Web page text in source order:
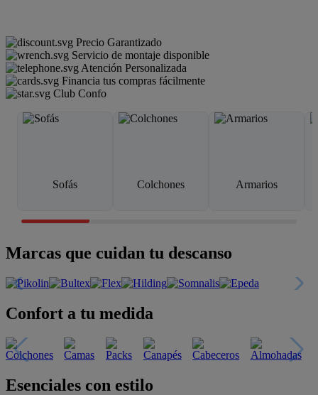
Precio Garantizado
Servicio de montaje disponible
Atención Personalizada
Financia tus compras fácilmente
Club Confo
Sofás Colchones Armarios
Marcas que cuidan tu descanso
Confort a tu medida
Esenciales con estilo